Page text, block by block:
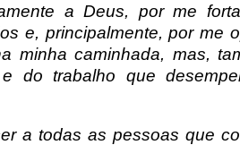
a Deus, por me
e, principalmente, por me
minha caminhada, mas,
do trabalho que
a todas as pessoas que